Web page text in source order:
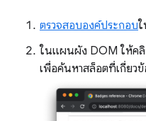
ตรวจสอบองค์ประกอบ
ในแผนผัง DOM ให้คลิ
เพื่อค้นหาสล็อตที่เกี่ยวข้